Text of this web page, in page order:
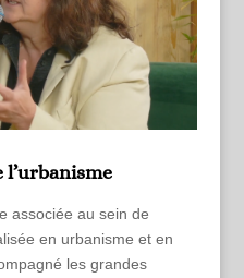
l’urbanisme
associée au sein de
en urbanisme et en
les grandes